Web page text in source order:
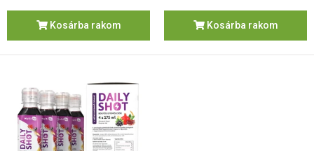
Kosárba rakom Kosárba rakom